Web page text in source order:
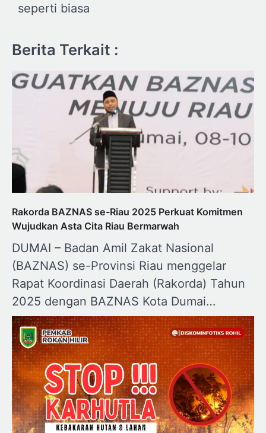
seperti biasa
Berita Terkait :
Rakorda BAZNAS se-Riau 2025 Perkuat Komitmen
Wujudkan Asta Cita Riau Bermarwah
DUMAI – Badan Amil Zakat Nasional
(BAZNAS) se-Provinsi Riau menggelar
Rapat Koordinasi Daerah (Rakorda) Tahun
2025 dengan BAZNAS Kota Dumai…